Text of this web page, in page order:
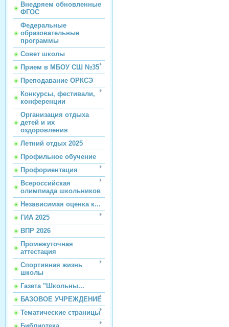
Внедряем обновленные
ФГОС
Федеральные
образовательные
программы
Совет школы
Прием в МБОУ СШ №35
Преподавание ОРКСЭ
Конкурсы, фестивали,
конференции
Организация отдыха
детей и их
оздоровления
Летний отдых 2025
Профильное обучение
Профориентация
Всероссийская
олимпиада школьников
Независимая оценка к...
ГИА 2025
ВПР 2026
Промежуточная
аттестация
Спортивная жизнь
школы
Газета "Школьны...
БАЗОВОЕ УЧРЕЖДЕНИЕ
Тематические страницы